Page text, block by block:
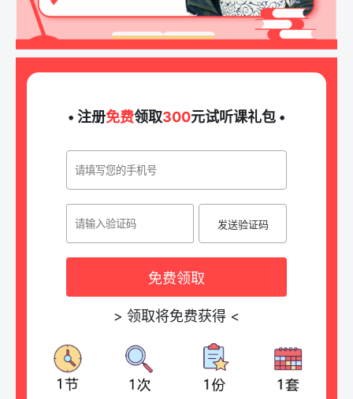
• 注册免费领取300元试听课礼包 •
发送验证码
免费领取
> 领取将免费获得 <